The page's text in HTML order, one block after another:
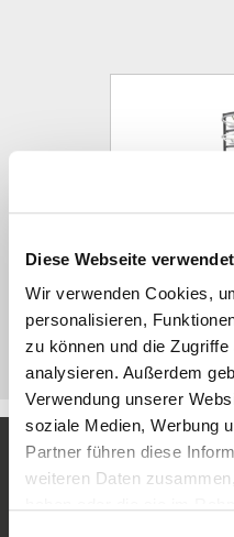
Diese Webseite
Wir verwenden Cookies,
personalisieren,
zu können und die
analysieren. Außerdem
Verwendung unserer
soziale Medien, Werbung
Partner führen diese
weiteren Daten